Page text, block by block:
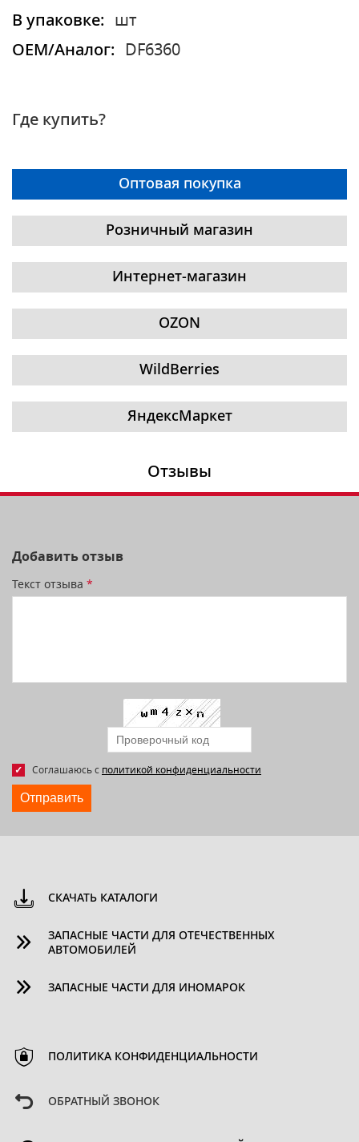
В упаковке:
шт
OEM/Аналог:
DF6360
Где купить?
Оптовая покупка
Розничный магазин
Интернет-магазин
OZON
WildBerries
ЯндексМаркет
Отзывы
Добавить отзыв
Текст отзыва *
Соглашаюсь с политикой конфиденциальности
Отправить
СКАЧАТЬ КАТАЛОГИ
ЗАПАСНЫЕ ЧАСТИ ДЛЯ ОТЕЧЕСТВЕННЫХ
АВТОМОБИЛЕЙ
ЗАПАСНЫЕ ЧАСТИ ДЛЯ ИНОМАРОК
ПОЛИТИКА КОНФИДЕНЦИАЛЬНОСТИ
ОБРАТНЫЙ ЗВОНОК